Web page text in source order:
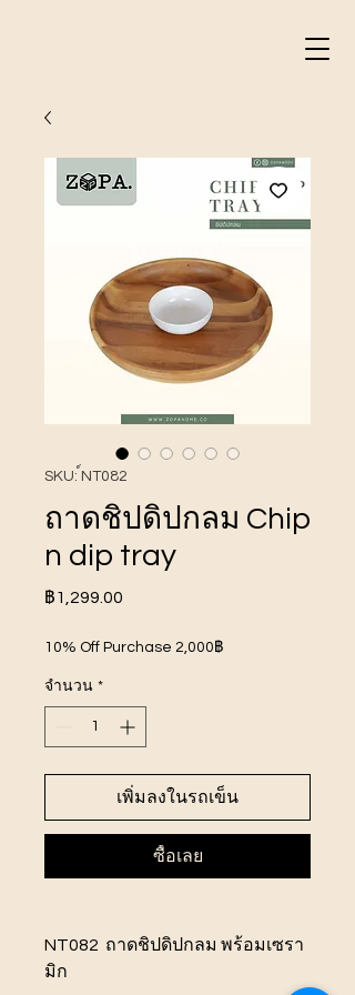
SKU: ์NT082
ถาดชิปดิปกลม Chip
n dip tray
฿1,299.00
10% Off Purchase 2,000฿
จำนวน *
เพิ่มลงในรถเข็น
ซื้อเลย
NT082 ถาดชิปดิปกลม พร้อมเซรา
มิก